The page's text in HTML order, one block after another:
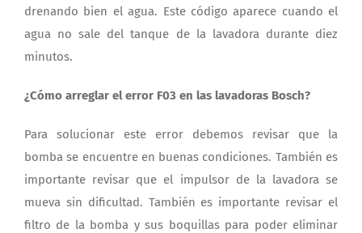
drenando bien el agua. Este código aparece cuando el
agua no sale del tanque de la lavadora durante diez
minutos.
¿Cómo arreglar el error F03 en las lavadoras Bosch?
Para solucionar este error debemos revisar que la
bomba se encuentre en buenas condiciones. También es
importante revisar que el impulsor de la lavadora se
mueva sin dificultad. También es importante revisar el
filtro de la bomba y sus boquillas para poder eliminar